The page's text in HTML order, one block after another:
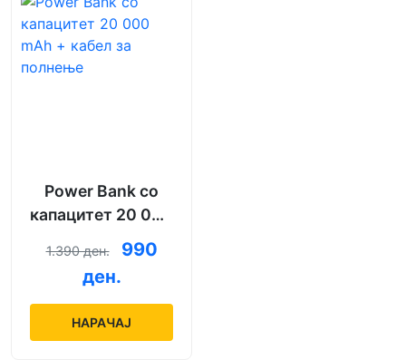
Power Bank со
капацитет 20 000
mAh + кабел за
полнење
1.390 ден.
990
ден.
НАРАЧАЈ